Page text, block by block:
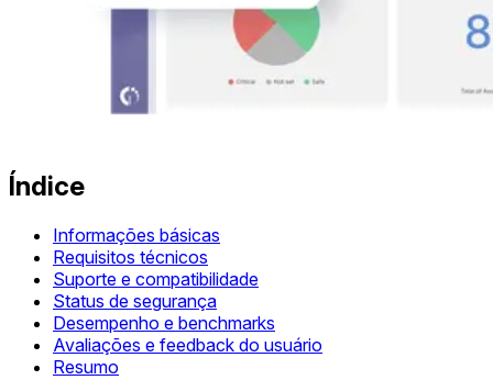
Índice
Informações básicas
Requisitos técnicos
Suporte e compatibilidade
Status de segurança
Desempenho e benchmarks
Avaliações e feedback do usuário
Resumo